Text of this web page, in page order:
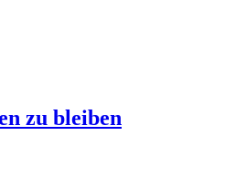
zu bleiben